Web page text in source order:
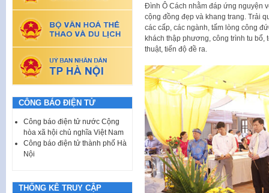
Đình Ô Cách nhằm đáp ứng nguyện
cộng đồng đẹp và khang trang. Trải
các cấp, các ngành, tấm lòng công
khách thập phương, công trình tu bổ,
thuật, tiến độ đề ra.
CÔNG BÁO ĐIỆN TỬ
Công báo điện tử nước Cộng
hòa xã hội chủ nghĩa Việt Nam
Công báo điện tử thành phố Hà
Nội
THỐNG KÊ TRUY CẬP